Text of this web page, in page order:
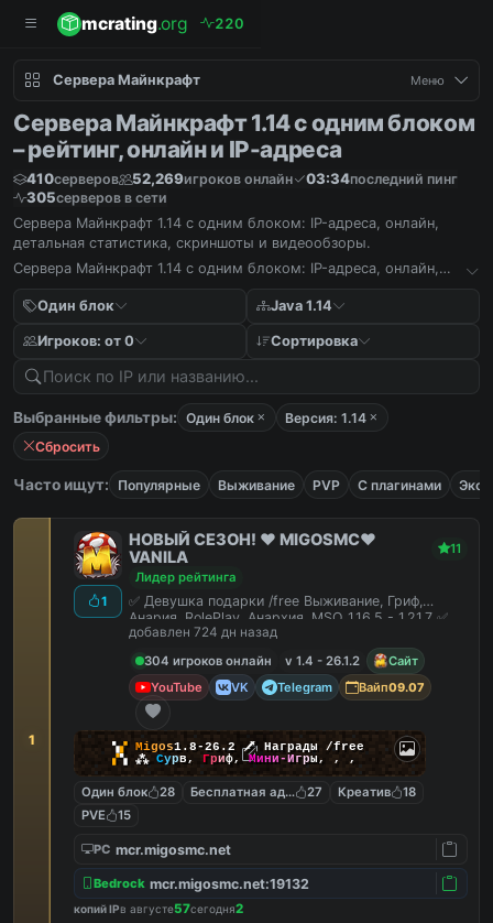
mcrating.org 220
Сервера Майнкрафт Меню
Сервера Майнкрафт 1.14 с одним блоком
– рейтинг, онлайн и IP-адреса
410серверов 52,269игроков онлайн 03:34последний пинг
305серверов в сети
Сервера Майнкрафт 1.14 с одним блоком: IP-адреса, онлайн,
детальная статистика, скриншоты и видеообзоры.
Сервера Майнкрафт 1.14 с одним блоком: IP-адреса, онлайн,
Один блок
Java 1.14
Игроков: от 0 Сортировка
Выбранные фильтры: Один блок
Версия: 1.14
Сбросить
Часто ищут: Популярные Выживание PVP С плагинами
1
1
НОВЫЙ СЕЗОН! ❤️ MIGOSMC❤️
VANILA
11
Лидер рейтинга
✅ Девушка подарки /free Выживание, Гриф,
Анария, RolePlay, Анархия, MSO 1.16.5 - 1.21.7 ✅
добавлен 724 дн назад
304 игроков онлайн
v 1.4 - 26.1.2
Сайт
YouTube
VK Telegram Вайп09.07
▚▞ Migos1.8-26.2🗡 Награды /free
▞▚ ⁂ Сурв, Гриф,Мини-Игры, , ,
Один блок 28 Бесплатная админка
27 Креатив
18
PVE
15
PC mcr.migosmc.net
Bedrock mcr.migosmc.net:19132
копий IPв августе57сегодня2